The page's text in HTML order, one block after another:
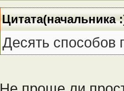
Цитата(начальника
Десять способов